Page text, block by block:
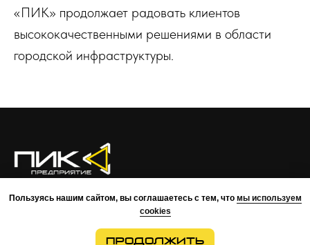
«ПИК» продолжает радовать клиентов
высококачественными решениями в области
городской инфраструктуры.
О КОМПАНИИ ПРЕИМУЩЕСТВА ПРОЕКТЫ
КОМАНДА
МОНТАЖ РАЗРАБОТКА
Пользуясь нашим сайтом, вы соглашаетесь с тем, что мы используем
cookies
ПРОДОЛЖИТЬ